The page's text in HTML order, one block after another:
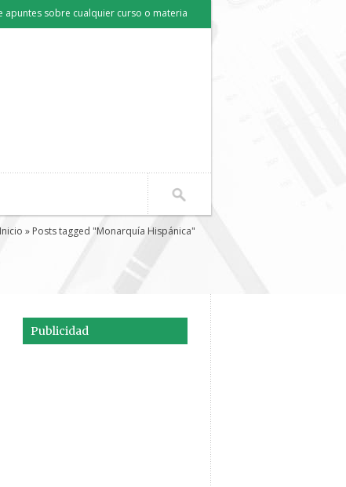
apuntes sobre cualquier curso o materia
Inicio » Posts tagged "Monarquía Hispánica"
Publicidad